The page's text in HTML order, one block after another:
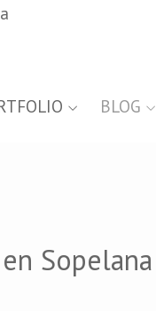
BLOG
Sopelana